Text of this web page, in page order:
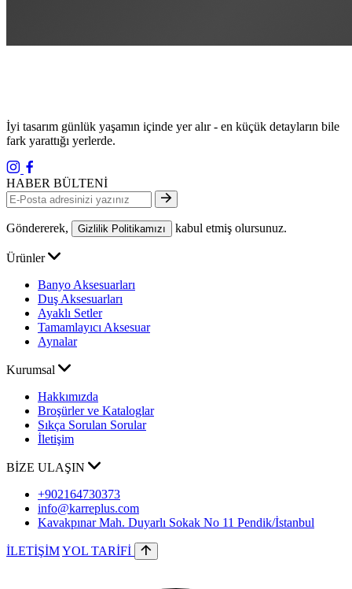
İyi tasarım günlük yaşamın içinde yer alır - en küçük detayların bile
fark yarattığı yerlerde.
HABER BÜLTENİ
Göndererek, Gizlilik Politikamızı kabul etmiş olursunuz.
Ürünler
Banyo Aksesuarları
Duş Aksesuarları
Ayaklı Setler
Tamamlayıcı Aksesuar
Aynalar
Kurumsal
Hakkımızda
Broşürler ve Kataloglar
Sıkça Sorulan Sorular
İletişim
BİZE ULAŞIN
+902164730373
info@karreplus.com
Kavakpınar Mah. Duyarlı Sokak No 11 Pendik/İstanbul
İLETİŞİMYOL TARİFİ